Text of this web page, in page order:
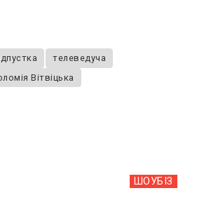
телеведуча
Вітвіцька
ШОУБIЗ